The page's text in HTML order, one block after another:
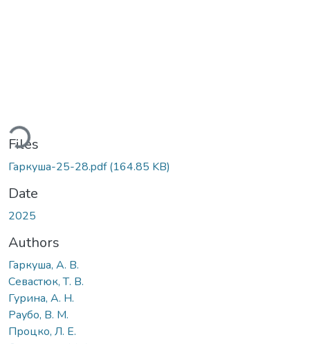
Files
Гаркуша-25-28.pdf(164.85 KB)
Date
2025
Authors
Гаркуша, А. В.
Севастюк, Т. В.
Гурина, А. Н.
Раубо, В. М.
Процко, Л. Е.